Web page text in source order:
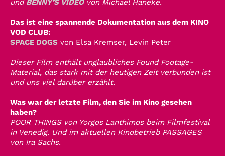
und BENNY’S VIDEOvon Michael Haneke.
Das ist eine spannende Dokumentation aus dem KINO
VOD CLUB:
SPACE DOGS von Elsa Kremser, Levin Peter
Dieser Film enthält unglaubliches Found Footage-
Material, das stark mit der heutigen Zeit verbunden ist
und uns viel darüber erzählt.
Was war der letzte Film, den Sie im Kino gesehen
haben?
POOR THINGS von Yorgos Lanthimos beim Filmfestival
in Venedig. Und im aktuellen Kinobetrieb PASSAGES
von Ira Sachs.